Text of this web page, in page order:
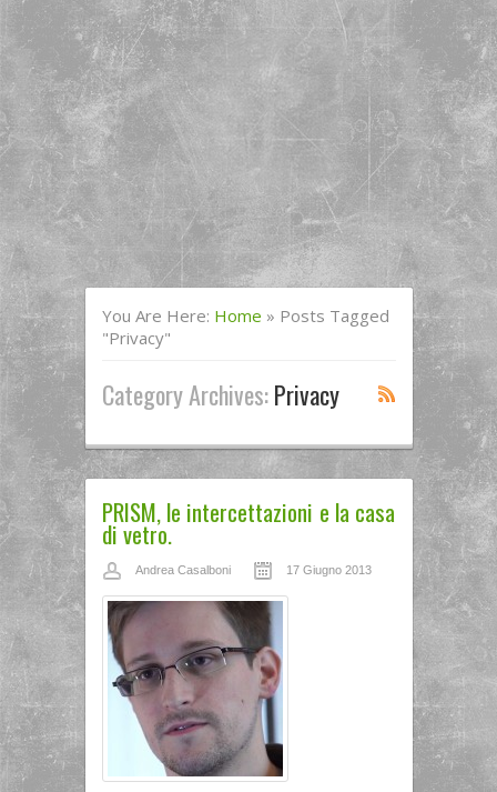
You Are Here: Home » Posts Tagged
"privacy"
Category Archives:Privacy
PRISM, le intercettazioni e la casa
di vetro.
Andrea Casalboni 17 Giugno 2013